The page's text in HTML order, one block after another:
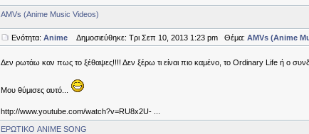
AMVs (Anime Music Videos)
Ενότητα: AnimeΔημοσιεύθηκε: Τρι Σεπ 10, 2013 1:23 pm Θέμα: AMVs (Anime
Δεν ρωτάω καν πως το ξέθαψες!!!! Δεν ξέρω τι είναι πιο καμένο, το Ordinary Life ή ο
Μου θύμισες αυτό...
http://www.youtube.com/watch?v=RU8x2U- ...
ΕΡΩΤΙΚΟ ANIME SONG